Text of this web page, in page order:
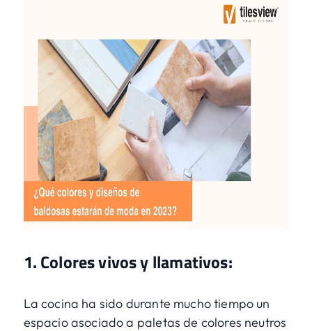
1. Colores vivos y llamativos:
La cocina ha sido durante mucho tiempo un
espacio asociado a paletas de colores neutros